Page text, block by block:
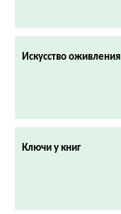
Искусство оживления
Ключи у книг